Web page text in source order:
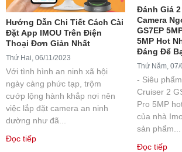
Hướng Dẫn Chi Tiết Cách Cài
Đặt App IMOU Trên Điện
Thoại Đơn Giản Nhất
Thứ Hai, 06/11/2023
Với tình hình an ninh xã hội
ngày càng phức tạp, trộm
cướp lộng hành khắp nơi nên
việc lắp đặt camera an ninh
dường như đã...
Đọc tiếp
Đánh Giá
Camera
GS7EP
5MP Hot
Đáng Để
Thứ Năm,
- Siêu
Cruiser 2
Pro 5MP
của nhà
sản phẩm...
Đọc tiếp